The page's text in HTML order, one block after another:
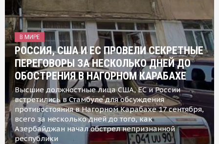
В МИРЕ
РОССИЯ, США И ЕС ПРОВЕЛИ СЕКРЕТНЫЕ
ПЕРЕГОВОРЫ ЗА НЕСКОЛЬКО ДНЕЙ ДО
ОБОСТРЕНИЯ В НАГОРНОМ КАРАБАХЕ
Высшие должностные лица США, ЕС и России
встретились в Стамбуле для обсуждения
противостояния в Нагорном Карабахе 17 сентября,
всего за несколько дней до того, как
Азербайджан начал обстрел непризнанной
республики